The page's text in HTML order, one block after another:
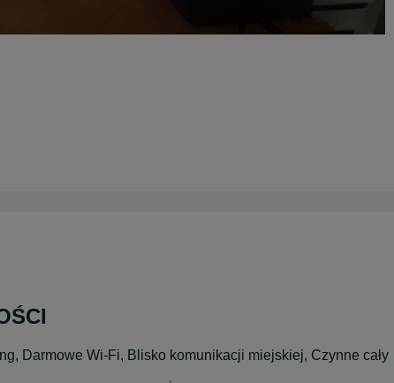
Darmowe Wi-Fi, Blisko komunikacji miejskiej, Czynne cały